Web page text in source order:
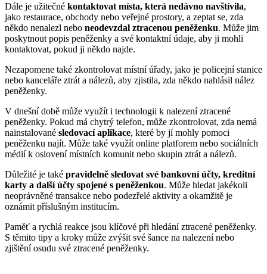
Dále je užitečné kontaktovat místa, která nedávno navštívila,
jako restaurace, obchody nebo veřejné prostory, a zeptat se, zda
někdo nenalezl nebo neodevzdal ztracenou peněženku. Může jim
poskytnout popis peněženky a své kontaktní údaje, aby ji mohli
kontaktovat, pokud ji někdo najde.
Nezapomene také zkontrolovat místní úřady, jako je policejní stanice
nebo kanceláře ztrát a nálezů, aby zjistila, zda někdo nahlásil nález
peněženky.
V dnešní době může využít i technologii k nalezení ztracené
peněženky. Pokud má chytrý telefon, může zkontrolovat, zda nemá
nainstalované sledovací aplikace, které by jí mohly pomoci
peněženku najít. Může také využít online platforem nebo sociálních
médií k oslovení místních komunit nebo skupin ztrát a nálezů.
Důležité je také pravidelně sledovat své bankovní účty, kreditní
karty a další účty spojené s peněženkou. Může hledat jakékoli
neoprávněné transakce nebo podezřelé aktivity a okamžitě je
oznámit příslušným institucím.
Paměť a rychlá reakce jsou klíčové při hledání ztracené peněženky.
S těmito tipy a kroky může zvýšit své šance na nalezení nebo
zjištění osudu své ztracené peněženky.